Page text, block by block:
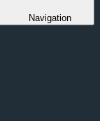
Navigation